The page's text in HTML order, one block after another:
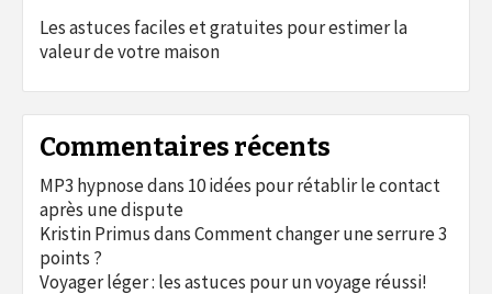
Les astuces faciles et gratuites pour estimer la
valeur de votre maison
Commentaires récents
MP3 hypnosedans 10 idées pour rétablir le contact
après une dispute
Kristin PrimusdansComment changer une serrure 3
points ?
Voyager léger : les astuces pour un voyage réussi!